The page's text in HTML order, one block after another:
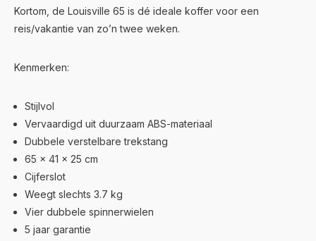
Kortom, de Louisville 65 is dé ideale koffer voor een
reis/vakantie van zo’n twee weken.
Kenmerken:
Stijlvol
Vervaardigd uit duurzaam ABS-materiaal
Dubbele verstelbare trekstang
65 x 41 x 25 cm
Cijferslot
Weegt slechts 3.7 kg
Vier dubbele spinnerwielen
5 jaar garantie